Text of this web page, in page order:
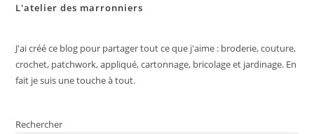
L'atelier des marronniers
J'ai créé ce blog pour partager tout ce que j'aime : broderie, couture,
crochet, patchwork, appliqué, cartonnage, bricolage et jardinage. En
fait je suis une touche à tout.
Rechercher